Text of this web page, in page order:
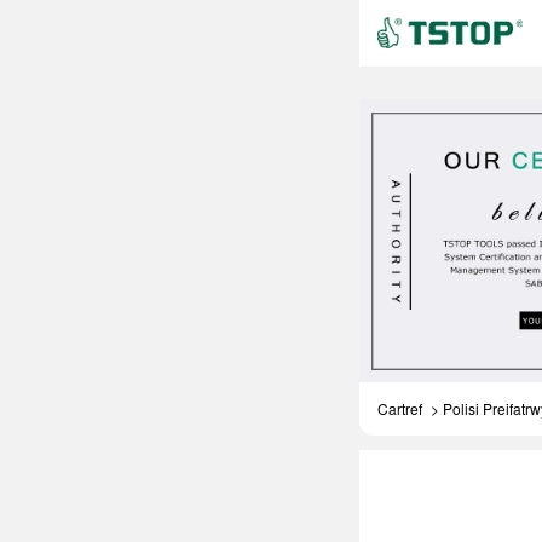
[[ImgSrc-m-tcode]]
Cartref > Polisi